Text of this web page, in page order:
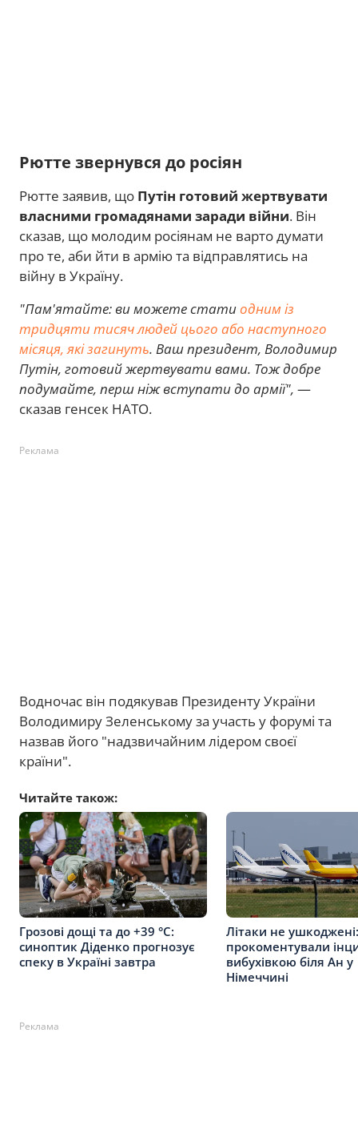
Рютте звернувся до росіян
Рютте заявив, що Путін готовий жертвувати
власними громадянами заради війни. Він
сказав, що молодим росіянам не варто думати
про те, аби йти в армію та відправлятись на
війну в Україну.
"Пам'ятайте: ви можете статиодним із
тридцяти тисяч людей цього або наступного
місяця, які загинуть. Ваш президент, Володимир
Путін, готовий жертвувати вами. Тож добре
подумайте, перш ніж вступати до армії", —
сказав генсек НАТО.
Реклама
Водночас він подякував Президенту України
Володимиру Зеленському за участь у форумі та
назвав його "надзвичайним лідером своєї
країни".
Читайте також:
Грозові дощі та до +39 °С:
синоптик Діденко прогнозує
спеку в Україні завтра
Літаки не
прокоментували
вибухівкою біля Ан у
Німеччині
Реклама